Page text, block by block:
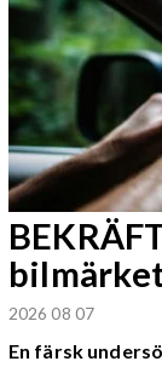
2026 08 07
En färsk